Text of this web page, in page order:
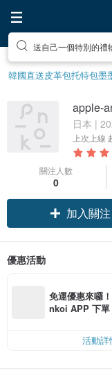
送自己一個特別的禮
韓國直送皮革包托特包墨
apple-
日本 |
上次上線
關注人數
0
加入關注
優惠活動
免運優惠來囉
nkoi APP 下
活動詳